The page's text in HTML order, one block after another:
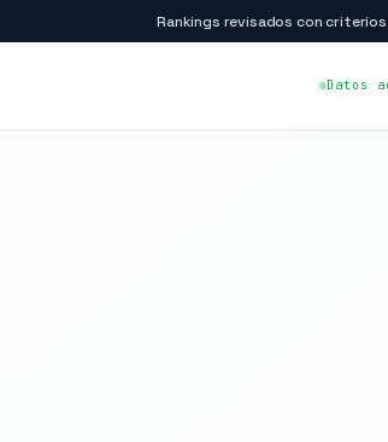
Rankings revisados con
Datos